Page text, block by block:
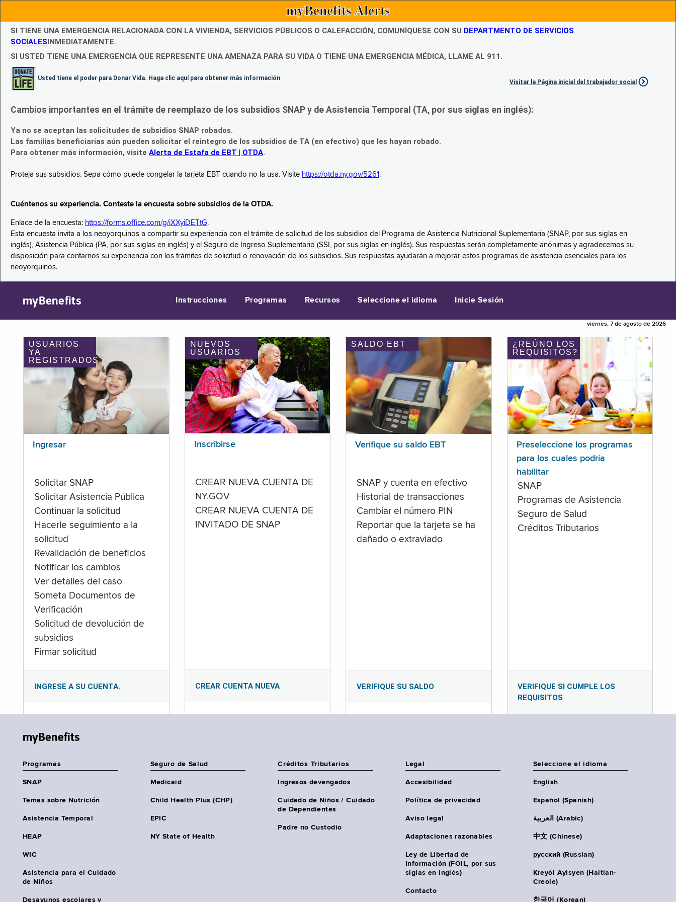
myBenefits Alerts
SI TIENE UNA EMERGENCIA RELACIONADA CON LA VIVIENDA, SERVICIOS PÚBLICOS O CALEFACCIÓN, COMUNÍQUESE CON SU DEPARTMENTO DE SERVICIOS
SOCIALESINMEDIATAMENTE.
SI USTED TIENE UNA EMERGENCIA QUE REPRESENTE UNA AMENAZA PARA SU VIDA O TIENE UNA EMERGENCIA MÉDICA, LLAME AL 911.
Usted tiene el poder para Donar Vida. Haga clic aquí para obtener más información
Visitar la Página inicial del trabajador social
Cambios importantes en el trámite de reemplazo de los subsidios SNAP y de Asistencia Temporal (TA, por sus siglas en inglés):
Ya no se aceptan las solicitudes de subsidios SNAP robados.
Las familias beneficiarias aún pueden solicitar el reintegro de los subsidios de TA (en efectivo) que les hayan robado.
Para obtener más información, visite Alerta de Estafa de EBT | OTDA.
Proteja sus subsidios. Sepa cómo puede congelar la tarjeta EBT cuando no la usa. Visite https://otda.ny.gov/5261 .
Cuéntenos su experiencia. Conteste la encuesta sobre subsidios de la OTDA.
Enlace de la encuesta: https://forms.office.com/g/iXXyiDETtG.
Esta encuesta invita a los neoyorquinos a compartir su experiencia con el trámite de solicitud de los subsidios del Programa de Asistencia Nutricional Suplementaria (SNAP, por sus siglas en
inglés), Asistencia Pública (PA, por sus siglas en inglés) y el Seguro de Ingreso Suplementario (SSI, por sus siglas en inglés). Sus respuestas serán completamente anónimas y agradecemos su
disposición para contarnos su experiencia con los trámites de solicitud o renovación de los subsidios. Sus respuestas ayudarán a mejorar estos programas de asistencia esenciales para los
neoyorquinos.
myBenefits Instrucciones Programas Recursos Seleccione el idioma Inicie Sesión
viernes, 7 de agosto de 2026
USUARIOS
YA
REGISTRADOS
Ingresar
Solicitar SNAP
Solicitar Asistencia Pública
Continuar la solicitud
Hacerle seguimiento a la
solicitud
Revalidación de beneficios
Notificar los cambios
Ver detalles del caso
Someta Documentos de
Verificación
Solicitud de devolución de
subsidios
Firmar solicitud
INGRESE A SU CUENTA.
NUEVOS
USUARIOS
Inscribirse
CREAR NUEVA CUENTA DE
NY.GOV
CREAR NUEVA CUENTA DE
INVITADO DE SNAP
CREAR CUENTA NUEVA
SALDO EBT
Verifique su saldo EBT
SNAP y cuenta en efectivo
Historial de transacciones
Cambiar el número PIN
Reportar que la tarjeta se ha
dañado o extraviado
VERIFIQUE SU SALDO
¿REÚNO LOS
REQUISITOS?
Preseleccione los programas
para los cuales podría
habilitar
SNAP
Programas de Asistencia
Seguro de Salud
Créditos Tributarios
VERIFIQUE SI CUMPLE LOS
REQUISITOS
myBenefits
Programas
SNAP
Temas sobre Nutrición
Asistencia Temporal
HEAP
WIC
Asistencia para el Cuidado
de Niños
Desayunos escolares y
Seguro de Salud
Medicaid
Child Health Plus (CHP)
EPIC
NY State of Health
Créditos Tributarios
Ingresos devengados
Cuidado de Niños / Cuidado
de Dependientes
Padre no Custodio
Legal
Accesibilidad
Política de privacidad
Aviso legal
Adaptaciones razonables
Ley de Libertad de
Información (FOIL, por sus
siglas en inglés)
Contacto
Seleccione el idioma
English
Español (Spanish)
العربية (Arabic)
中文 (Chinese)
русский (Russian)
Kreyòl Ayisyen (Haitian-
Creole)
한국어 (Korean)